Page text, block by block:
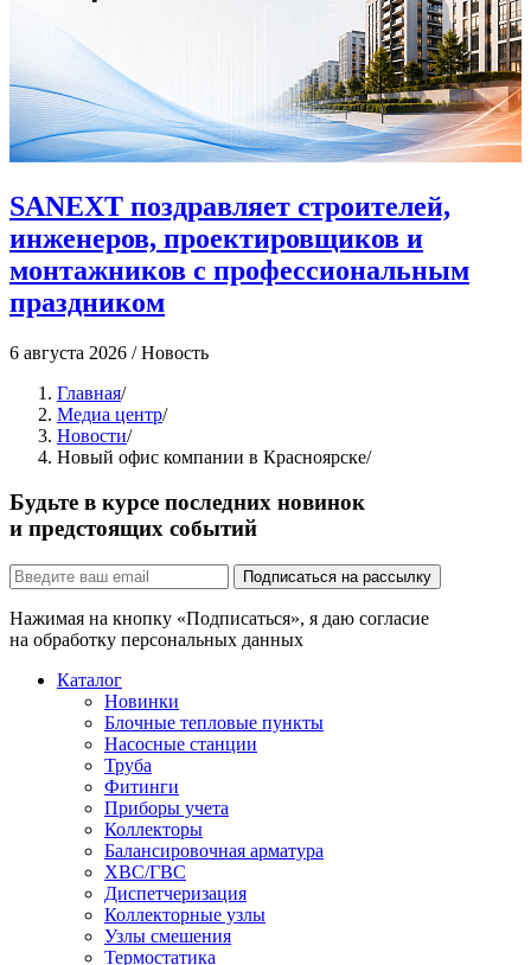
SANEXT поздравляет строителей,
инженеров, проектировщиков и
монтажников с профессиональным
праздником
6 августа 2026 / Новость
Главная/
Медиа центр/
Новости/
Новый офис компании в Красноярске/
Будьте в курсе последних новинок
и предстоящих событий
Подписаться на рассылку
Нажимая на кнопку «Подписаться», я даю согласие
на обработку персональных данных
Каталог
Новинки
Блочные тепловые пункты
Насосные станции
Труба
Фитинги
Приборы учета
Коллекторы
Балансировочная арматура
ХВС/ГВС
Диспетчеризация
Коллекторные узлы
Узлы смешения
Термостатика